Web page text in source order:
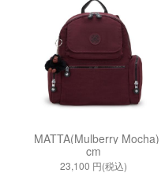
MATTA(Mulberry Mocha)
cm
23,100 円(税込)